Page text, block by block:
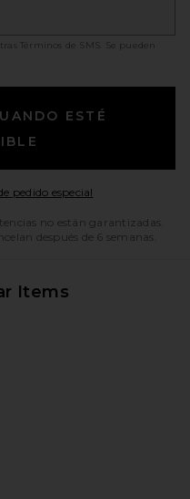
Términos de SMS
. Se pueden
ESTÉ
pedido especial
no están garantizadas.
después de 6 semanas.
Items